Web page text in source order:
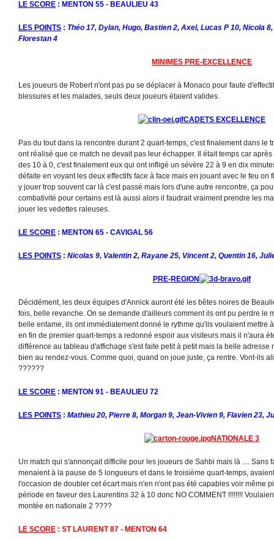
LE SCORE : MENTON 55 - BEAULIEU 43
LES POINTS : Théo 17, Dylan, Hugo, Bastien 2, Axel, Lucas P 10, Nicola
Florestan 4
MINIMES PRE-EXCELLENCE
Les joueurs de Robert n'ont pas pu se déplacer à Monaco pour faute
blessures et les malades, seuls deux joueurs étaient valides.
CADETS EXCELLENCE
Pas du tout dans la rencontre durant 2 quart-temps, c'est finalement dans le
ont réalisé que ce match ne devait pas leur échapper. Il était temps car
des 10 à 0, c'est finalement eux qui ont infligé un sévère 22 à 9 en dix
défaite en voyant les deux effectifs face à face mais en jouant avec le feu on
y jouer trop souvent car là c'est passé mais lors d'une autre rencontre, ça
combativité pour certains est là aussi alors il faudrait vraiment prendre les
jouer les vedettes raleuses.
LE SCORE : MENTON 65 - CAVIGAL 56
LES POINTS : Nicolas 9, Valentin 2, Rayane 25, Vincent 2, Quentin 16,
PRE-REGION
Décidément, les deux équipes d'Annick auront été les bêtes noires de
fois, belle revanche. On se demande d'ailleurs comment ils ont pu perdre le
belle entame, ils ont immédiatement donné le rythme qu'ils voulaient mettre
en fin de premier quart-temps a redonné espoir aux visiteurs mais il n'aura
différence au tableau d'affichage s'est faite petit à petit mais la belle adresse
bien au rendez-vous. Comme quoi, quand on joue juste, ça rentre. Vont-ils
??????
LE SCORE : MENTON 91 - BEAULIEU 72
LES POINTS : Mathieu 20, Pierre 8, Morgan 9, Jean-Vivien 9, Flavien 23,
NATIONALE 3
Un match qui s'annonçait difficile pour les joueurs de Sahbi mais là .... Sans
menaient à la pause de 5 longueurs et dans le troisième quart-temps,
l'occasion de doubler cet écart mais n'en n'ont pas été capables voir même
période en faveur des Laurentins 32 à 10 donc NO COMMENT !!!!!!!!
montée en nationale 2 ????
LE SCORE : ST LAURENT 87 - MENTON 64